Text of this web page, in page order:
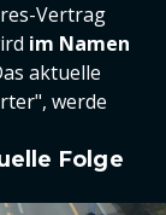
Vertrag
im Namen
aktuelle
werde
Folge